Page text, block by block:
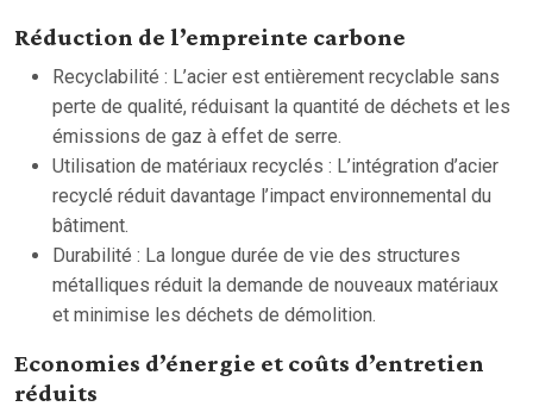
Réduction de l’empreinte carbone
Recyclabilité : L’acier est entièrement recyclable sans
perte de qualité, réduisant la quantité de déchets et les
émissions de gaz à effet de serre.
Utilisation de matériaux recyclés : L’intégration d’acier
recyclé réduit davantage l’impact environnemental du
bâtiment.
Durabilité : La longue durée de vie des structures
métalliques réduit la demande de nouveaux matériaux
et minimise les déchets de démolition.
Economies d’énergie et coûts d’entretien
réduits